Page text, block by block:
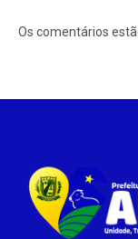
Os comentários